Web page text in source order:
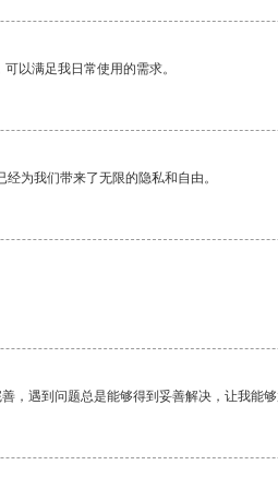
以满足我日常使用的需求。
为我们带来了无限的隐私和自由。
，遇到问题总是能够得到妥善解决，让我能够